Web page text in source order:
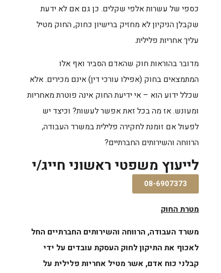
כספי של עשרות אלפי שקלים. כן גם אם לא ידעת
שקבלן הניקיון לא מחזיק ברישיון כחוק, החוק מטיל
עליך אחריות פלילית.
מדובר בהוראות חוק שהאדם הסביר ואף אלו
המתמצאים בחוק (אפילו עורכי דין) אינם מכירים. אלא
שכלל ידוע הוא – אי ידיעת החוק אינה פוטרת מאחריות
ומעונש. אז מה בכל זאת אפשר לעשות? וכיצד יש
לפעול אם זומנת לחקירה פלילית במשרד העבודה,
הרווחה והשירותים החברתיים?
לייעוץ משפטי ראשוני חייג/י
08-6907373
מטרת החוק
משרד העבודה, הרווחה והשירותים החברתיים החל
לאכוף את התיקון לחוק העסקת עובדים על ידי
קבלני כוח אדם, אשר מטיל אחריות פלילית על